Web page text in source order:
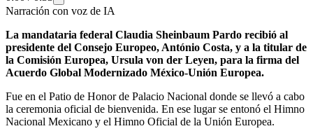
Narración con voz de IA
La mandataria federal Claudia Sheinbaum Pardo recibió al
presidente del Consejo Europeo, António Costa, y a la titular de
la Comisión Europea, Ursula von der Leyen, para la firma del
Acuerdo Global Modernizado México-Unión Europea.
Fue en el Patio de Honor de Palacio Nacional donde se llevó a cabo
la ceremonia oficial de bienvenida. En ese lugar se entonó el Himno
Nacional Mexicano y el Himno Oficial de la Unión Europea.